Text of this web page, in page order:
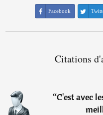
Facebook
Citations
“C'est avec